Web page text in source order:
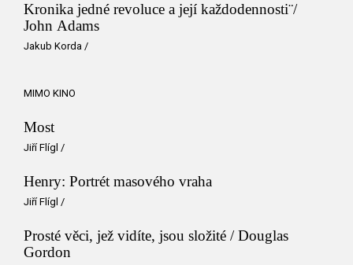
Kronika jedné revoluce a její každodennosti¨/
John Adams
Jakub Korda /
MIMO KINO
Most
Jiří Flígl /
Henry: Portrét masového vraha
Jiří Flígl /
Prosté věci, jež vidíte, jsou složité / Douglas
Gordon